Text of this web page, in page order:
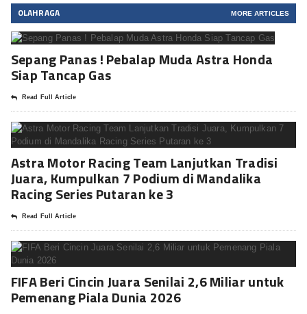
OLAHRAGA MORE ARTICLES
Sepang Panas ! Pebalap Muda Astra Honda
Siap Tancap Gas
Read Full Article
Astra Motor Racing Team Lanjutkan Tradisi
Juara, Kumpulkan 7 Podium di Mandalika
Racing Series Putaran ke 3
Read Full Article
FIFA Beri Cincin Juara Senilai 2,6 Miliar untuk
Pemenang Piala Dunia 2026